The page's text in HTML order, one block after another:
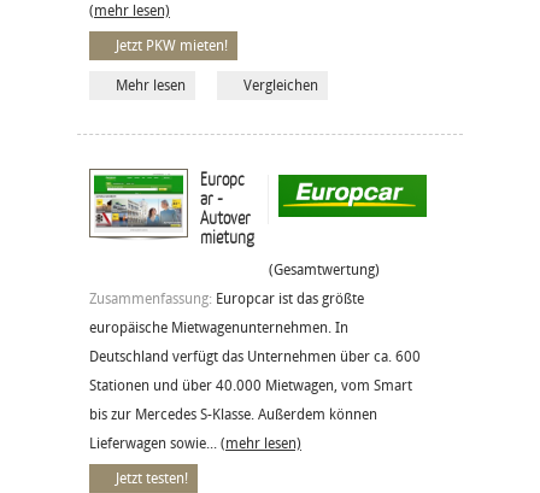
(mehr lesen)
Jetzt PKW mieten!
Mehr lesen Vergleichen
Europc
ar -
Autover
mietung
(Gesamtwertung)
Zusammenfassung: Europcar ist das größte
europäische Mietwagenunternehmen. In
Deutschland verfügt das Unternehmen über ca. 600
Stationen und über 40.000 Mietwagen, vom Smart
bis zur Mercedes S-Klasse. Außerdem können
Lieferwagen sowie... (mehr lesen)
Jetzt testen!